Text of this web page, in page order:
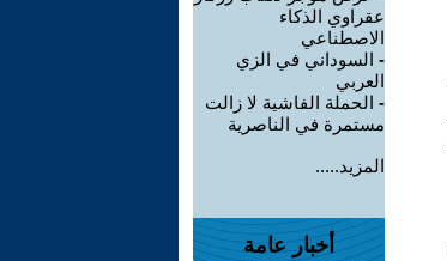
عقراوي الذكاء
الاصطناعي
- السوداني في الزي
العربي
- الحملة الفاشية لا زالت
مستمرة في الناصرية
المزيد.....
أخبار عامة